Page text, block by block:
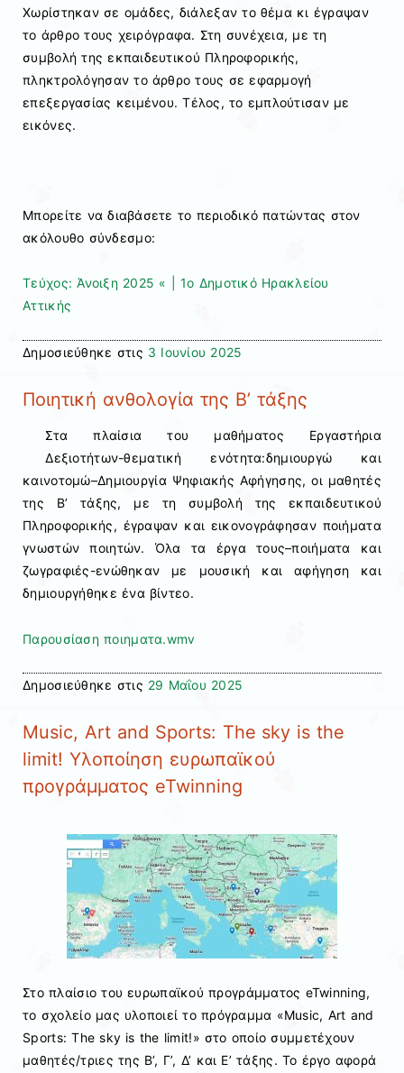
Χωρίστηκαν σε ομάδες, διάλεξαν το θέμα κι έγραψαν
το άρθρο τους χειρόγραφα. Στη συνέχεια, με τη
συμβολή της εκπαιδευτικού Πληροφορικής,
πληκτρολόγησαν το άρθρο τους σε εφαρμογή
επεξεργασίας κειμένου. Τέλος, το εμπλούτισαν με
εικόνες.
Μπορείτε να διαβάσετε το περιοδικό πατώντας στον
ακόλουθο σύνδεσμο:
Τεύχος: Άνοιξη 2025 « | 1o Δημοτικό Ηρακλείου
Αττικής
Δημοσιεύθηκε στις 3 Ιουνίου 2025
Ποιητική ανθολογία της Β’ τάξης
Στα πλαίσια του μαθήματος Εργαστήρια
Δεξιοτήτων-θεματική ενότητα:δημιουργώ και
καινοτομώ–Δημιουργία Ψηφιακής Αφήγησης, οι μαθητές
της Β’ τάξης, με τη συμβολή της εκπαιδευτικού
Πληροφορικής, έγραψαν και εικονογράφησαν ποιήματα
γνωστών ποιητών. Όλα τα έργα τους–ποιήματα και
ζωγραφιές-ενώθηκαν με μουσική και αφήγηση και
δημιουργήθηκε ένα βίντεο.
Παρουσίαση ποιηματα.wmv
Δημοσιεύθηκε στις 29 Μαΐου 2025
Music, Art and Sports: The sky is the
limit! Υλοποίηση ευρωπαϊκού
προγράμματος eTwinning
Στο πλαίσιο του ευρωπαϊκού προγράμματος eTwinning,
το σχολείο μας υλοποιεί το πρόγραμμα «Music, Art and
Sports: The sky is the limit!» στο οποίο συμμετέχουν
μαθητές/τριες της Β’, Γ’, Δ’ και Ε’ τάξης. Το έργο αφορά